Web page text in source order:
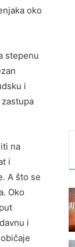
oko
stepenu
i
na
i
A što se
Oko
i